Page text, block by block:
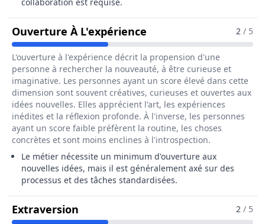
Ouverture À L'expérience Pour Le Métier De
2 / 5
L'ouverture à l'expérience décrit la propension d'une
personne à rechercher la nouveauté, à être curieuse et
imaginative. Les personnes ayant un score élevé dans cette
dimension sont souvent créatives, curieuses et ouvertes aux
idées nouvelles. Elles apprécient l'art, les expériences
inédites et la réflexion profonde. À l'inverse, les personnes
ayant un score faible préfèrent la routine, les choses
concrètes et sont moins enclines à l'introspection.
Le métier nécessite un minimum d'ouverture aux
nouvelles idées, mais il est généralement axé sur des
processus et des tâches standardisées.
Extraversion Pour Le Métier De Préparateur /
2 / 5